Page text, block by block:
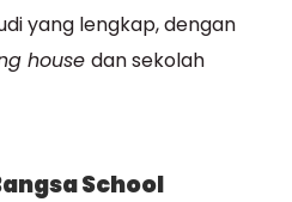
yang lengkap, dengan
house dan sekolah
School